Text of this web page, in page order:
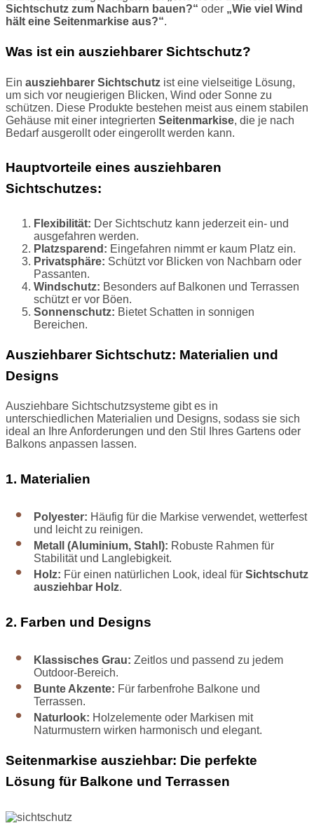
Sichtschutz zum Nachbarn bauen?“ oder „Wie viel Wind
hält eine Seitenmarkise aus?“.
Was ist ein ausziehbarer Sichtschutz?
Ein ausziehbarer Sichtschutz ist eine vielseitige Lösung,
um sich vor neugierigen Blicken, Wind oder Sonne zu
schützen. Diese Produkte bestehen meist aus einem stabilen
Gehäuse mit einer integrierten Seitenmarkise, die je nach
Bedarf ausgerollt oder eingerollt werden kann.
Hauptvorteile eines ausziehbaren
Sichtschutzes:
Flexibilität: Der Sichtschutz kann jederzeit ein- und
ausgefahren werden.
Platzsparend: Eingefahren nimmt er kaum Platz ein.
Privatsphäre: Schützt vor Blicken von Nachbarn oder
Passanten.
Windschutz: Besonders auf Balkonen und Terrassen
schützt er vor Böen.
Sonnenschutz: Bietet Schatten in sonnigen
Bereichen.
Ausziehbarer Sichtschutz: Materialien und
Designs
Ausziehbare Sichtschutzsysteme gibt es in
unterschiedlichen Materialien und Designs, sodass sie sich
ideal an Ihre Anforderungen und den Stil Ihres Gartens oder
Balkons anpassen lassen.
1. Materialien
Polyester: Häufig für die Markise verwendet, wetterfest
und leicht zu reinigen.
Metall (Aluminium, Stahl): Robuste Rahmen für
Stabilität und Langlebigkeit.
Holz: Für einen natürlichen Look, ideal für Sichtschutz
ausziehbar Holz.
2. Farben und Designs
Klassisches Grau: Zeitlos und passend zu jedem
Outdoor-Bereich.
Bunte Akzente: Für farbenfrohe Balkone und
Terrassen.
Naturlook: Holzelemente oder Markisen mit
Naturmustern wirken harmonisch und elegant.
Seitenmarkise ausziehbar: Die perfekte
Lösung für Balkone und Terrassen